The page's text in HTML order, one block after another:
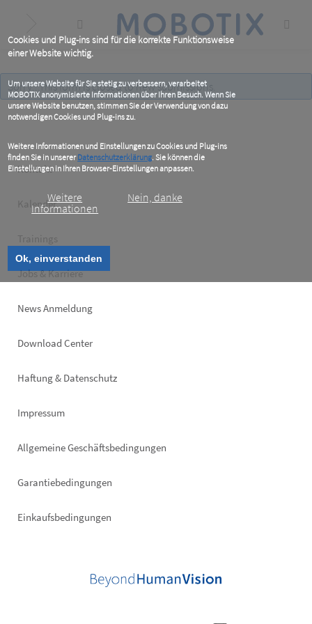
Cookies und Plug-ins sind für die korrekte Funktionsweise
einer Website wichtig.
Um unsere Website für Sie stetig zu verbessern, verarbeitet
MOBOTIX anonymisierte Informationen über Ihren Besuch. Wenn Sie
unsere Website benutzen, stimmen Sie der Verwendung von dazu
notwendigen Cookies und Plug-ins zu.
Weitere Informationen und Einstellungen zu Cookies und Plug-ins
finden Sie in unsererDatenschutzerklärung. Sie können die
Einstellungen in Ihren Browser-Einstellungen anpassen.
Weitere
Informationen
Nein, danke
Ok, einverstanden
content
Status
message
Sorry...This form is closed to new submissions.
Footer
Kontakt
Kalender
Trainings
Jobs & Karriere
News Anmeldung
Footer
Download Center
Haftung & Datenschutz
Impressum
Allgemeine Geschäftsbedingungen
Garantiebedingungen
Einkaufsbedingungen